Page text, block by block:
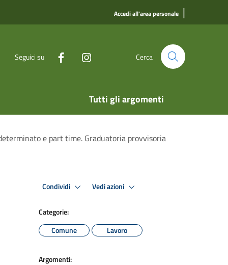
Accedi all'area personale |
Seguici su Cerca
Tutti gli argomenti
e part time. Graduatoria provvisoria
Condividi Vedi azioni
Categorie:
Comune
Lavoro
Argomenti: